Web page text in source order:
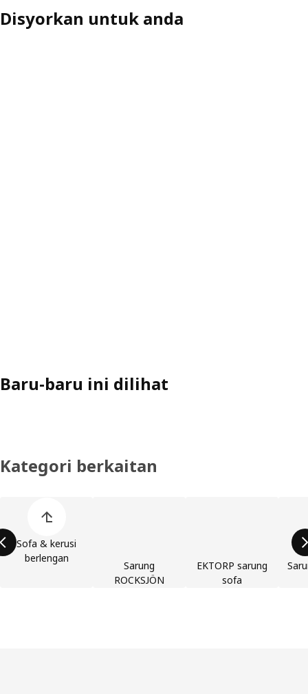
Disyorkan untuk anda
Baru-baru ini dilihat
Kategori berkaitan
Sofa & kerusi
berlengan
Sarung
ROCKSJÖN
EKTORP sarung
sofa